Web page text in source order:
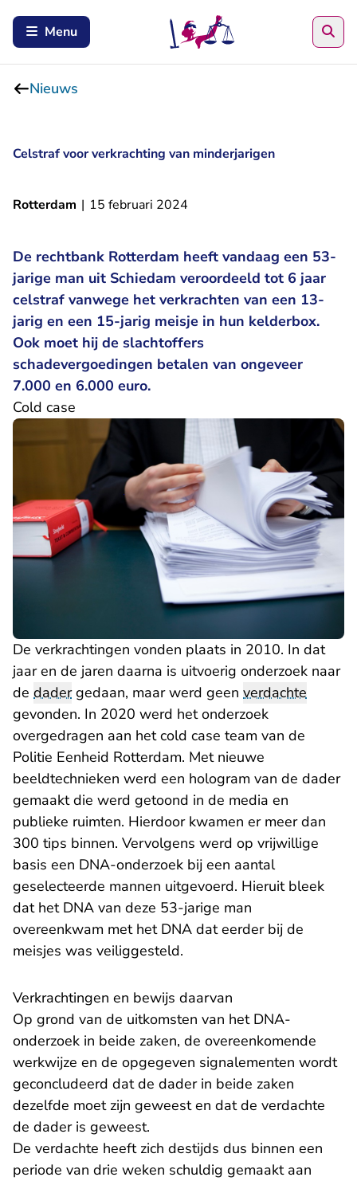
Menu
Nieuws
Celstraf voor verkrachting van minderjarigen
Rotterdam | 15 februari 2024
De rechtbank Rotterdam heeft vandaag een 53-
jarige man uit Schiedam veroordeeld tot 6 jaar
celstraf vanwege het verkrachten van een 13-
jarig en een 15-jarig meisje in hun kelderbox.
Ook moet hij de slachtoffers
schadevergoedingen betalen van ongeveer
7.000 en 6.000 euro.
Cold case
De verkrachtingen vonden plaats in 2010. In dat
jaar en de jaren daarna is uitvoerig onderzoek naar
de dadergedaan, maar werd geen verdachte
gevonden. In 2020 werd het onderzoek
overgedragen aan het cold case team van de
Politie Eenheid Rotterdam. Met nieuwe
beeldtechnieken werd een hologram van de dader
gemaakt die werd getoond in de media en
publieke ruimten. Hierdoor kwamen er meer dan
300 tips binnen. Vervolgens werd op vrijwillige
basis een DNA-onderzoek bij een aantal
geselecteerde mannen uitgevoerd. Hieruit bleek
dat het DNA van deze 53-jarige man
overeenkwam met het DNA dat eerder bij de
meisjes was veiliggesteld.
Verkrachtingen en bewijs daarvan
Op grond van de uitkomsten van het DNA-
onderzoek in beide zaken, de overeenkomende
werkwijze en de opgegeven signalementen wordt
geconcludeerd dat de dader in beide zaken
dezelfde moet zijn geweest en dat de verdachte
de dader is geweest.
De verdachte heeft zich destijds dus binnen een
periode van drie weken schuldig gemaakt aan